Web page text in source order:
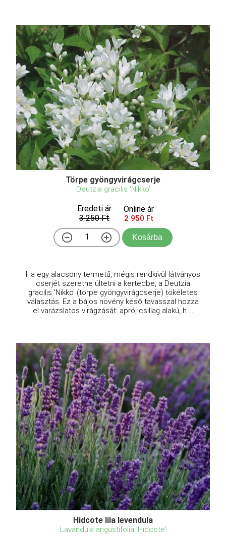
Törpe gyöngyvirágcserje
Deutzia gracilis 'Nikko'
Eredeti ár
3 250 Ft
Online ár
2 950 Ft
Kosárba
Ha egy alacsony termetű, mégis rendkívül látványos
cserjét szeretne ültetni a kertedbe, a Deutzia
gracilis 'Nikko' (törpe gyöngyvirágcserje) tökéletes
választás. Ez a bájos növény késő tavasszal hozza
el varázslatos virágzását: apró, csillag alakú, h ...
Hidcote lila levendula
Lavandula angustifolia 'Hidcote'